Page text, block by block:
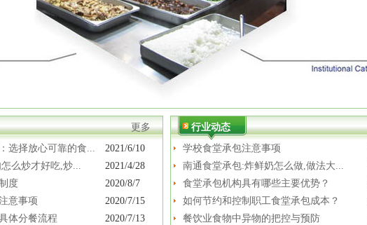
更多
选择放心可靠的食...
2021/6/10
么炒才好吃,炒...
2021/4/28
度
2020/8/7
意事项
2020/7/15
体分餐流程
2020/7/13
行业动态
学校食堂承包注意事项
南通食堂承包:炸鲜奶怎么做,做法大...
食堂承包机构具有哪些主要优势？
如何节约和控制职工食堂承包成本？
餐饮业食物中异物的把控与预防